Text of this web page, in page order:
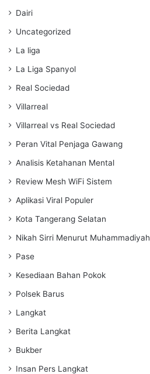
Dairi
Uncategorized
La liga
La Liga Spanyol
Real Sociedad
Villarreal
Villarreal vs Real Sociedad
Peran Vital Penjaga Gawang
Analisis Ketahanan Mental
Review Mesh WiFi Sistem
Aplikasi Viral Populer
Kota Tangerang Selatan
Nikah Sirri Menurut Muhammadiyah
Pase
Kesediaan Bahan Pokok
Polsek Barus
Langkat
Berita Langkat
Bukber
Insan Pers Langkat